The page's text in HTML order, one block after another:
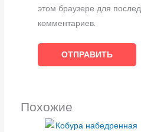
этом браузере для
комментариев.
Похожие